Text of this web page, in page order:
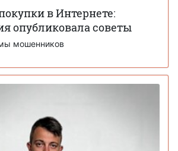
в Интернете:
опубликовала советы
мошенников